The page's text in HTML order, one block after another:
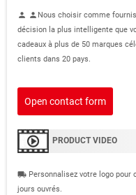
person personNous choisir comme
décision la plus intelligente que
cadeaux à plus de 50 marques
clients dans 20 pays.
Open contact form
PRODUCT VIDEO
local_shipping Personnalisez votre logo pour
jours ouvrés.